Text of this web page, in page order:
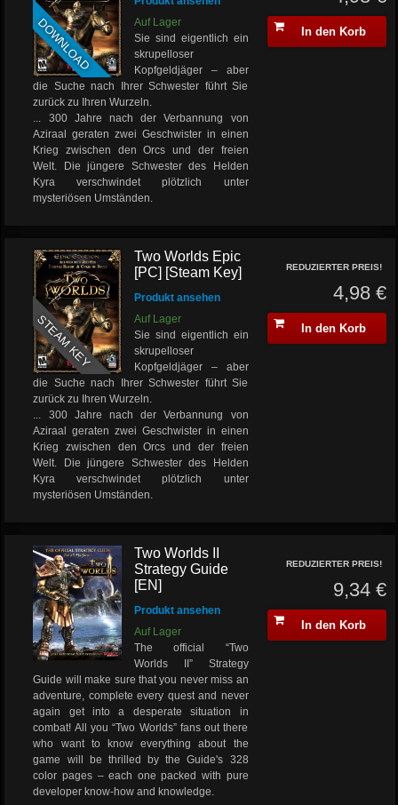
DOWNLOAD
Auf Lager
Sie sind eigentlich ein
skrupelloser
Kopfgeldjäger – aber
die Suche nach Ihrer Schwester führt Sie
zurück zu Ihren Wurzeln.
... 300 Jahre nach der Verbannung von
Aziraal geraten zwei Geschwister in einen
Krieg zwischen den Orcs und der freien
Welt. Die jüngere Schwester des Helden
Kyra verschwindet plötzlich unter
mysteriösen Umständen.
In den Korb
STEAM KEY
Two Worlds Epic
[PC] [Steam Key]
Produkt ansehen
Auf Lager
Sie sind eigentlich ein
skrupelloser
Kopfgeldjäger – aber
die Suche nach Ihrer Schwester führt Sie
zurück zu Ihren Wurzeln.
... 300 Jahre nach der Verbannung von
Aziraal geraten zwei Geschwister in einen
Krieg zwischen den Orcs und der freien
Welt. Die jüngere Schwester des Helden
Kyra verschwindet plötzlich unter
mysteriösen Umständen.
REDUZIERTER PREIS!
4,98 €
In den Korb
Two Worlds II
Strategy Guide
[EN]
Produkt ansehen
Auf Lager
The official “Two
Worlds II” Strategy
Guide will make sure that you never miss an
adventure, complete every quest and never
again get into a desperate situation in
combat! All you “Two Worlds” fans out there
who want to know everything about the
game will be thrilled by the Guide's 328
color pages – each one packed with pure
developer know-how and knowledge.
REDUZIERTER PREIS!
9,34 €
In den Korb